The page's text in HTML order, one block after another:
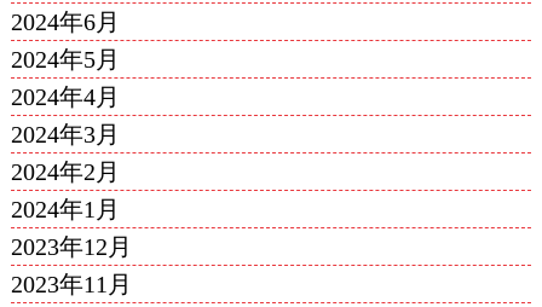
2024年6月
2024年5月
2024年4月
2024年3月
2024年2月
2024年1月
2023年12月
2023年11月